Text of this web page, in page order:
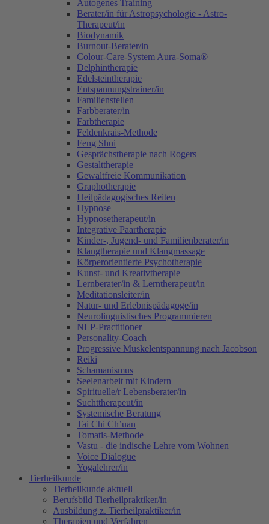
Autogenes Training
Berater/in für Astropsychologie - Astro-
Therapeut/in
Biodynamik
Burnout-Berater/in
Colour-Care-System Aura-Soma®
Delphintherapie
Edelsteintherapie
Entspannungstrainer/in
Familienstellen
Farbberater/in
Farbtherapie
Feldenkrais-Methode
Feng Shui
Gesprächstherapie nach Rogers
Gestalttherapie
Gewaltfreie Kommunikation
Graphotherapie
Heilpädagogisches Reiten
Hypnose
Hypnosetherapeut/in
Integrative Paartherapie
Kinder-, Jugend- und Familienberater/in
Klangtherapie und Klangmassage
Körperorientierte Psychotherapie
Kunst- und Kreativtherapie
Lernberater/in & Lerntherapeut/in
Meditationsleiter/in
Natur- und Erlebnispädagoge/in
Neurolinguistisches Programmieren
NLP-Practitioner
Personality-Coach
Progressive Muskelentspannung nach Jacobson
Reiki
Schamanismus
Seelenarbeit mit Kindern
Spirituelle/r Lebensberater/in
Suchttherapeut/in
Systemische Beratung
Tai Chi Ch’uan
Tomatis-Methode
Vastu - die indische Lehre vom Wohnen
Voice Dialogue
Yogalehrer/in
Tierheilkunde
Tierheilkunde aktuell
Berufsbild Tierheilpraktiker/in
Ausbildung z. Tierheilpraktiker/in
Therapien und Verfahren